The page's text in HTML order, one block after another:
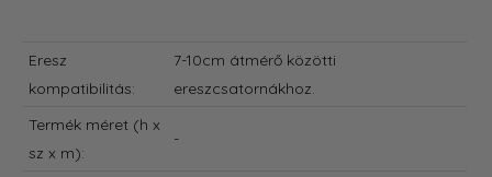
Eresz
kompatibilitás:
7-10cm átmérő közötti
ereszcsatornákhoz.
Termék méret (h x
sz x m):
-